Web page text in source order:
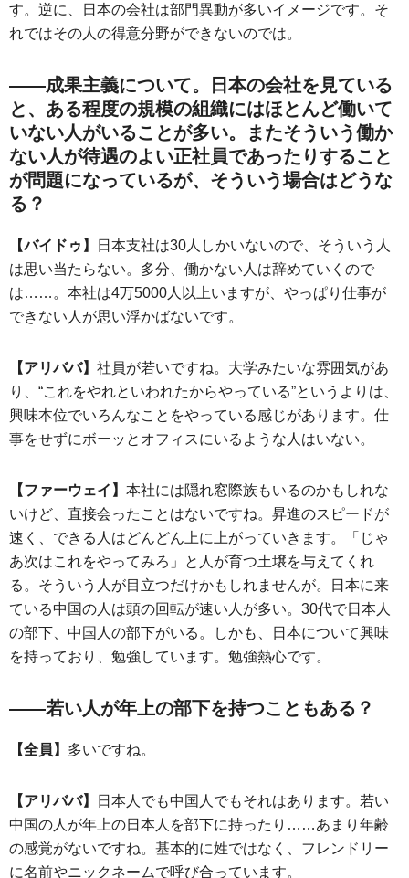
す。逆に、日本の会社は部門異動が多いイメージです。そ
れではその人の得意分野ができないのでは。
――成果主義について。日本の会社を見ている
と、ある程度の規模の組織にはほとんど働いて
いない人がいることが多い。またそういう働か
ない人が待遇のよい正社員であったりすること
が問題になっているが、そういう場合はどうな
る？
【バイドゥ】
日本支社は30人しかいないので、そういう人
は思い当たらない。多分、働かない人は辞めていくので
は……。本社は4万5000人以上いますが、やっぱり仕事が
できない人が思い浮かばないです。
【アリババ】 社員が若いですね。大学みたいな雰囲気があ
り、“これをやれといわれたからやっている”というよりは、
興味本位でいろんなことをやっている感じがあります。仕
事をせずにボーッとオフィスにいるような人はいない。
【ファーウェイ】 本社には隠れ窓際族もいるのかもしれな
いけど、直接会ったことはないですね。昇進のスピードが
速く、できる人はどんどん上に上がっていきます。「じゃ
あ次はこれをやってみろ」と人が育つ土壌を与えてくれ
る。そういう人が目立つだけかもしれませんが。日本に来
ている中国の人は頭の回転が速い人が多い。30代で日本人
の部下、中国人の部下がいる。しかも、日本について興味
を持っており、勉強しています。勉強熱心です。
――若い人が年上の部下を持つこともある？
【全員】 多いですね。
【アリババ】
日本人でも中国人でもそれはあります。若い
中国の人が年上の日本人を部下に持ったり……あまり年齢
の感覚がないですね。基本的に姓ではなく、フレンドリー
に名前やニックネームで呼び合っています。